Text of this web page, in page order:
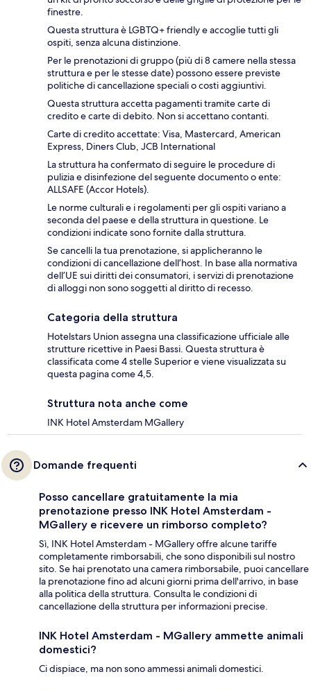
finestre.
Questa struttura è LGBTQ+ friendly e accoglie tutti gli
ospiti, senza alcuna distinzione.
Per le prenotazioni di gruppo (più di 8 camere nella stessa
struttura e per le stesse date) possono essere previste
politiche di cancellazione speciali o costi aggiuntivi.
Questa struttura accetta pagamenti tramite carte di
credito e carte di debito. Non si accettano contanti.
Carte di credito accettate: Visa, Mastercard, American
Express, Diners Club, JCB International
La struttura ha confermato di seguire le procedure di
pulizia e disinfezione del seguente documento o ente:
ALLSAFE (Accor Hotels).
Le norme culturali e i regolamenti per gli ospiti variano a
seconda del paese e della struttura in questione. Le
condizioni indicate sono fornite dalla struttura.
Se cancelli la tua prenotazione, si applicheranno le
condizioni di cancellazione dell’host. In base alla normativa
dell’UE sui diritti dei consumatori, i servizi di prenotazione
di alloggi non sono soggetti al diritto di recesso.
Categoria della struttura
Hotelstars Union assegna una classificazione ufficiale alle
strutture ricettive in Paesi Bassi. Questa struttura è
classificata come 4 stelle Superior e viene visualizzata su
questa pagina come 4,5.
Struttura nota anche come
INK Hotel Amsterdam MGallery
Domande frequenti
Posso cancellare gratuitamente la mia
prenotazione presso INK Hotel Amsterdam -
MGallery e ricevere un rimborso completo?
Sì, INK Hotel Amsterdam - MGallery offre alcune tariffe
completamente rimborsabili, che sono disponibili sul nostro
sito. Se hai prenotato una camera rimborsabile, puoi cancellare
la prenotazione fino ad alcuni giorni prima dell'arrivo, in base
alla politica della struttura. Consulta le condizioni di
cancellazione della struttura per informazioni precise.
INK Hotel Amsterdam - MGallery ammette animali
domestici?
Ci dispiace, ma non sono ammessi animali domestici.